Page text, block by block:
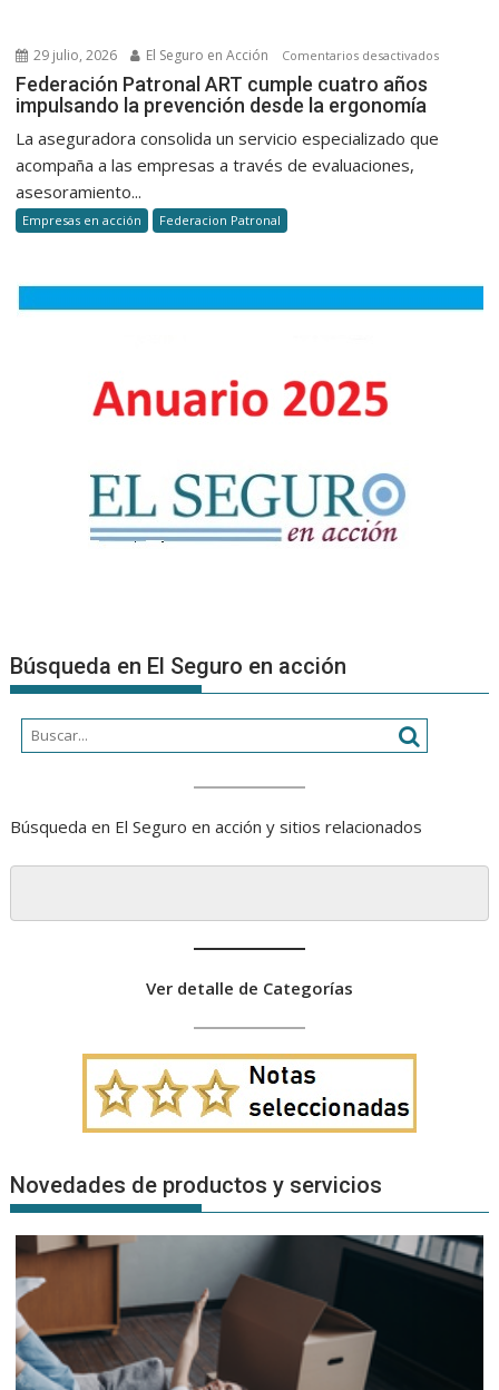
29 julio, 2026 El Seguro en Acción Comentarios desactivadosen
Federación Patronal ART cumple cuatro años
impulsando la prevención desde la ergonomía
La aseguradora consolida un servicio especializado que
acompaña a las empresas a través de evaluaciones,
asesoramiento...
Empresas en acción Federacion Patronal
Búsqueda en El Seguro en acción
Búsqueda en El Seguro en acción y sitios relacionados
Ver detalle de Categorías
Novedades de productos y servicios